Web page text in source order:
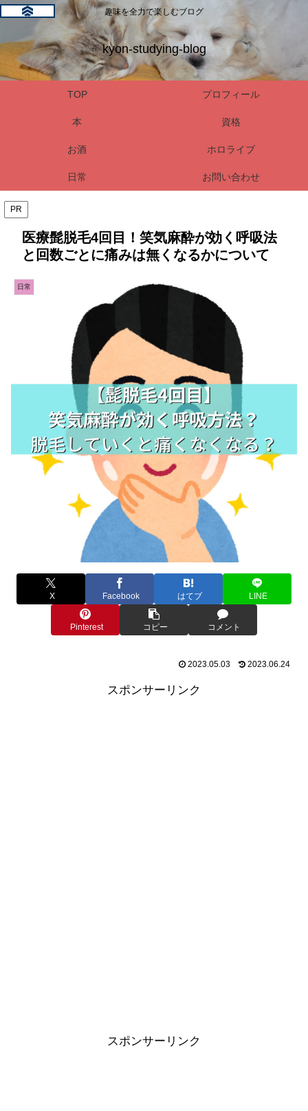
趣味を全力で楽しむブログ
kyon-studying-blog
TOP プロフィール
本 資格
お酒 ホロライブ
日常 お問い合わせ
PR
医療髭脱毛4回目！笑気麻酔が効く呼吸法
と回数ごとに痛みは無くなるかについて
日常
X Facebook はてブ LINE
Pinterest コピー コメント
2023.05.03 2023.06.24
スポンサーリンク
スポンサーリンク